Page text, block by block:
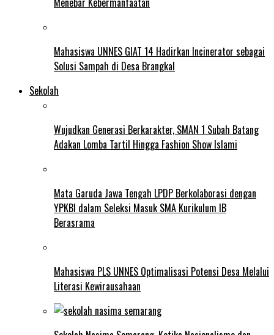
Mahasiswa UNNES GIAT 14 Hadirkan Incinerator sebagai
Solusi Sampah di Desa Brangkal
Sekolah
Wujudkan Generasi Berkarakter, SMAN 1 Subah Batang
Adakan Lomba Tartil Hingga Fashion Show Islami
Mata Garuda Jawa Tengah LPDP Berkolaborasi dengan
YPKBI dalam Seleksi Masuk SMA Kurikulum IB
Berasrama
Mahasiswa PLS UNNES Optimalisasi Potensi Desa Melalui
Literasi Kewirausahaan